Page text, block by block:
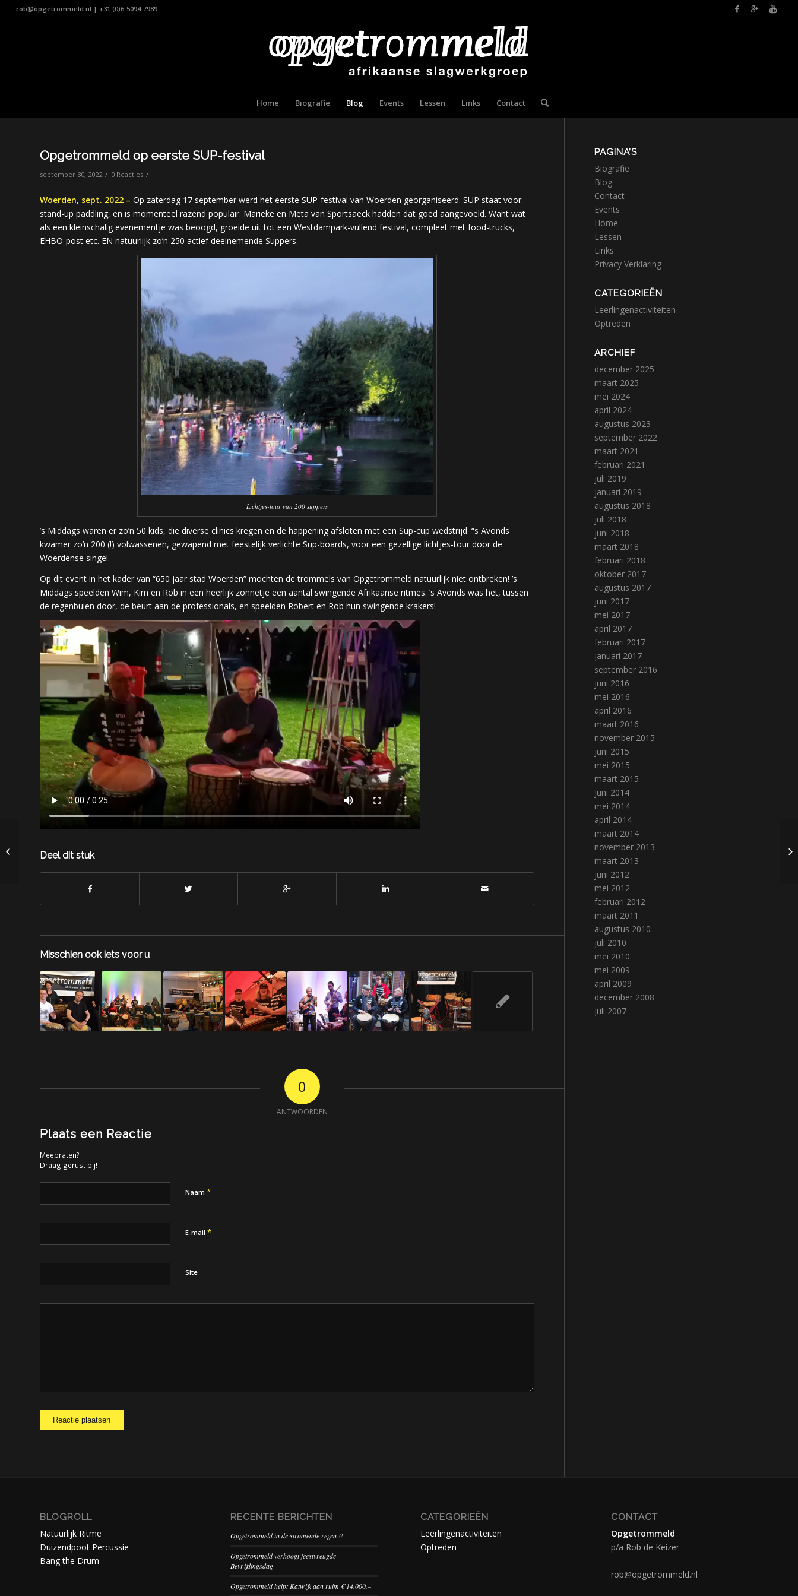
rob@opgetrommeld.nl | +31 (0)6-5094-7989
Home Biografie Blog Events Lessen Links Contact
Opgetrommeld op eerste SUP-festival
september 30, 2022 / 0 Reacties /
Woerden, sept. 2022 – Op zaterdag 17 september werd het eerste SUP-festival van Woerden georganiseerd. SUP staat voor:
stand-up paddling, en is momenteel razend populair. Marieke en Meta van Sportsaeck hadden dat goed aangevoeld. Want wat
als een kleinschalig evenementje was beoogd, groeide uit tot een Westdampark-vullend festival, compleet met food-trucks,
EHBO-post etc. EN natuurlijk zo’n 250 actief deelnemende Suppers.
Lichtjes-tour van 200 suppers
’s Middags waren er zo’n 50 kids, die diverse clinics kregen en de happening afsloten met een Sup-cup wedstrijd. “s Avonds
kwamer zo’n 200 (!) volwassenen, gewapend met feestelijk verlichte Sup-boards, voor een gezellige lichtjes-tour door de
Woerdense singel.
Op dit event in het kader van “650 jaar stad Woerden” mochten de trommels van Opgetrommeld natuurlijk niet ontbreken! ’s
Middags speelden Wim, Kim en Rob in een heerlijk zonnetje een aantal swingende Afrikaanse ritmes. ’s Avonds was het, tussen
de regenbuien door, de beurt aan de professionals, en speelden Robert en Rob hun swingende krakers!
Deel dit stuk
Misschien ook iets voor u
0
ANTWOORDEN
Plaats een Reactie
Meepraten?
Draag gerust bij!
Naam *
E-mail *
Site
PAGINA’S
Biografie
Blog
Contact
Events
Home
Lessen
Links
Privacy Verklaring
CATEGORIEËN
Leerlingenactiviteiten
Optreden
ARCHIEF
december 2025
maart 2025
mei 2024
april 2024
augustus 2023
september 2022
maart 2021
februari 2021
juli 2019
januari 2019
augustus 2018
juli 2018
juni 2018
maart 2018
februari 2018
oktober 2017
augustus 2017
juni 2017
mei 2017
april 2017
februari 2017
januari 2017
september 2016
juni 2016
mei 2016
april 2016
maart 2016
november 2015
juni 2015
mei 2015
maart 2015
juni 2014
mei 2014
april 2014
maart 2014
november 2013
maart 2013
juni 2012
mei 2012
februari 2012
maart 2011
augustus 2010
juli 2010
mei 2010
mei 2009
april 2009
december 2008
juli 2007
BLOGROLL
Natuurlijk Ritme
Duizendpoot Percussie
Bang the Drum
RECENTE BERICHTEN
Opgetrommeld in de stromende regen !!
Opgetrommeld verhoogt feestvreugde
Bevrijdingsdag
Opgetrommeld helpt Katwijk aan ruim € 14.000,–
CATEGORIEËN
Leerlingenactiviteiten
Optreden
CONTACT
Opgetrommeld
p/a Rob de Keizer
rob@opgetrommeld.nl
op bij opening wijkgebouw